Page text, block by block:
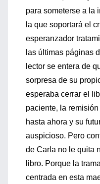
para someterse a la
la que soportará el
esperanzador
las últimas páginas
lector se entera de
sorpresa de su
esperaba cerrar el
paciente, la
hasta ahora y su
auspicioso. Pero
de Carla no le quita
libro. Porque la
centrada en esta